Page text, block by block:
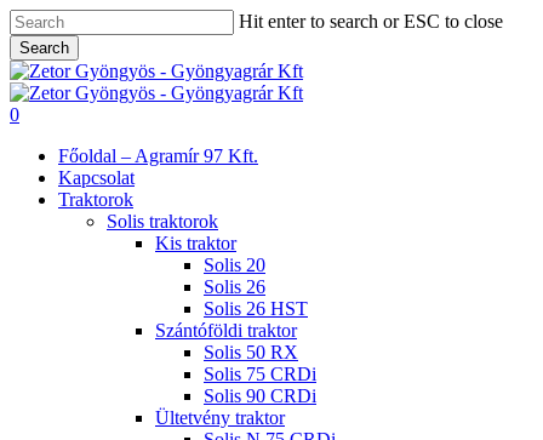
Skip
to
main
content
Hit enter to search or ESC to close
Search
Close
Search
search
0
Főoldal – Agramír 97 Kft.
Kapcsolat
Traktorok
Solis traktorok
Kis traktor
Solis 20
Solis 26
Solis 26 HST
Szántóföldi traktor
Solis 50 RX
Solis 75 CRDi
Solis 90 CRDi
Ültetvény traktor